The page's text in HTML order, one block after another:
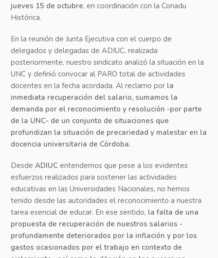
jueves 15 de octubre, en coordinación con la Conadu
Histórica.
En la reunión de Junta Ejecutiva con el cuerpo de
delegados y delegadas de ADIUC, realizada
posteriormente, nuestro sindicato analizó la situación en la
UNC y definió convocar al PARO total de actividades
docentes en la fecha acordada. Al reclamo por la
inmediata recuperación del salario, sumamos la
demanda por el reconocimiento y resolución -por parte
de la UNC- de un conjunto de situaciones que
profundizan la situación de precariedad y malestar en la
docencia universitaria de Córdoba.
DesdeADIUC entendemos que pese a los evidentes
esfuerzos realizados para sostener las actividades
educativas en las Universidades Nacionales, no hemos
tenido desde las autoridades el reconocimiento a nuestra
tarea esencial de educar. En ese sentido, la falta de una
propuesta de recuperación de nuestros salarios -
profundamente deteriorados por la inflación y por los
gastos ocasionados por el trabajo en contexto de